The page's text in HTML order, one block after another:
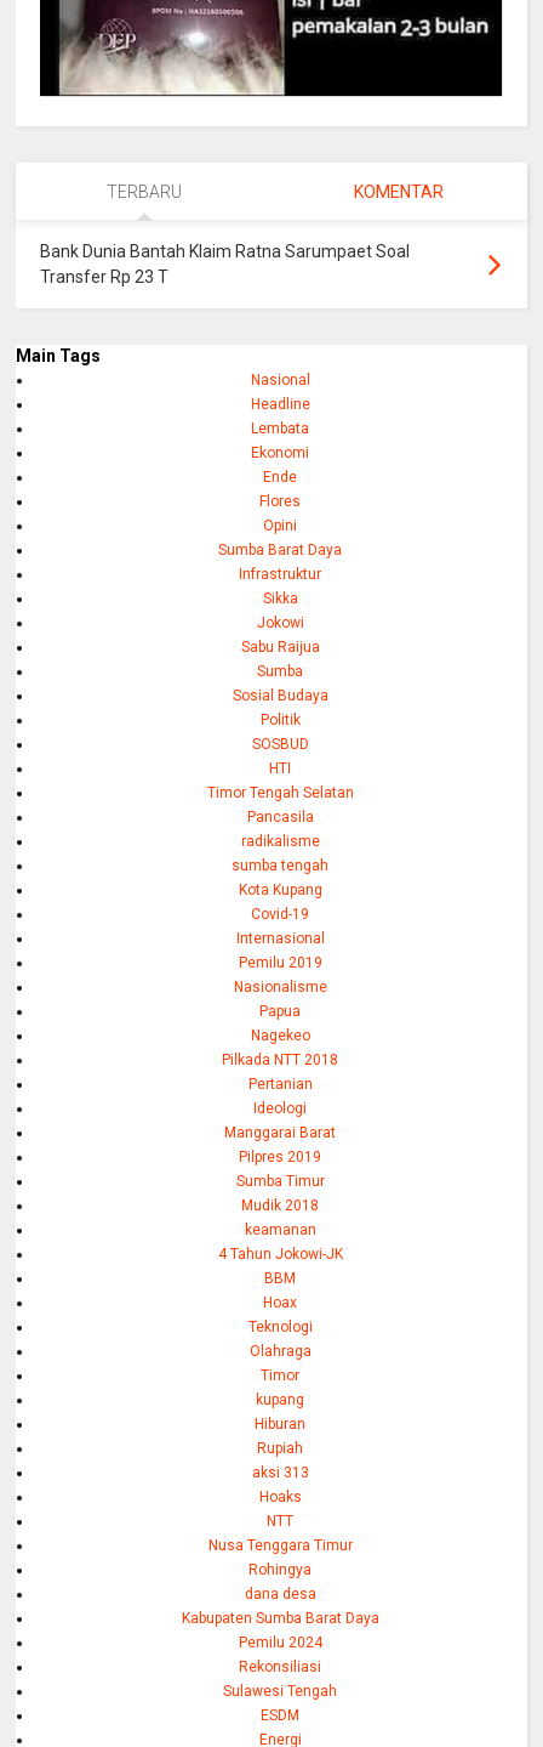
TERBARU KOMENTAR
Bank Dunia Bantah Klaim Ratna Sarumpaet Soal
Transfer Rp 23 T
Main Tags
Nasional
Headline
Lembata
Ekonomi
Ende
Flores
Opini
Sumba Barat Daya
Infrastruktur
Sikka
Jokowi
Sabu Raijua
Sumba
Sosial Budaya
Politik
SOSBUD
HTI
Timor Tengah Selatan
Pancasila
radikalisme
sumba tengah
Kota Kupang
Covid-19
Internasional
Pemilu 2019
Nasionalisme
Papua
Nagekeo
Pilkada NTT 2018
Pertanian
Ideologi
Manggarai Barat
Pilpres 2019
Sumba Timur
Mudik 2018
keamanan
4 Tahun Jokowi-JK
BBM
Hoax
Teknologi
Olahraga
Timor
kupang
Hiburan
Rupiah
aksi 313
Hoaks
NTT
Nusa Tenggara Timur
Rohingya
dana desa
Kabupaten Sumba Barat Daya
Pemilu 2024
Rekonsiliasi
Sulawesi Tengah
ESDM
Energi